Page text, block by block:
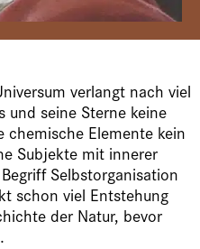
verlangt nach viel
und seine Sterne keine
chemische Elemente kein
Subjekte mit innerer
Selbstorganisation
schon viel Entstehung
der Natur, bevor